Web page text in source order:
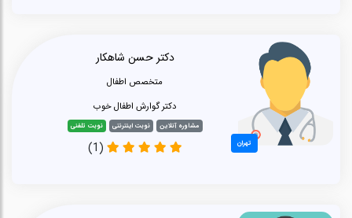
تهران
دکتر حسن شاهکار
متخصص اطفال
دکتر گوارش اطفال خوب
مشاوره آنلاین نوبت اینترنتی نوبت تلفنی
(1)